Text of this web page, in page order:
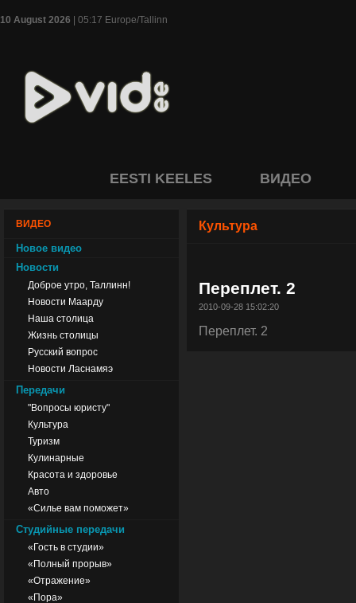
10 August 2026 | 05:17 Europe/Tallinn
EESTI KEELES ВИДЕО
ВИДЕО
Новое видео
Новости
Доброе утро, Таллинн!
Новости Маарду
Наша столица
Жизнь столицы
Русский вопрос
Новости Ласнамяэ
Передачи
"Вопросы юристу"
Культура
Туризм
Кулинарные
Красота и здоровье
Авто
«Силье вам поможет»
Студийные передачи
«Гость в студии»
«Полный прорыв»
«Отражение»
«Пора»
Культура
Переплет. 2
2010-09-28 15:02:20
Переплет. 2